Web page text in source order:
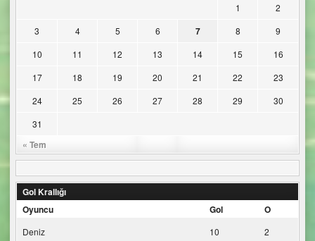
« Tem
1
2
3
4 5 6 7 8
9
10
11 12 13 14 15
16
17
18 19 20 21 22
23
24
25 26 27 28 29
30
31
Gol Krallığı
Oyuncu
Gol O
Deniz 10 2